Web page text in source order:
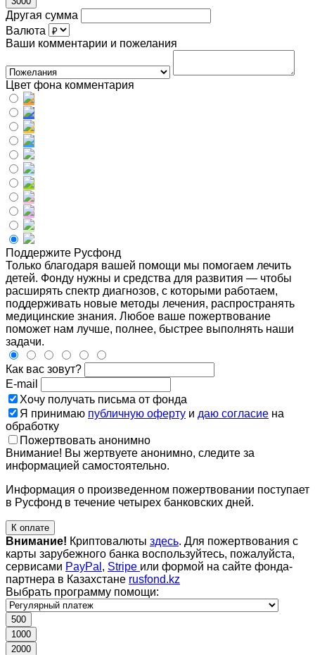
Другая сумма
Валюта
Ваши комментарии и пожелания
Цвет фона комментария
Поддержите Русфонд
Только благодаря вашей помощи мы помогаем лечить
детей. Фонду нужны и средства для развития — чтобы
расширять спектр диагнозов, с которыми работаем,
поддерживать новые методы лечения, распространять
медицинские знания. Любое ваше пожертвование
поможет нам лучше, полнее, быстрее выполнять наши
задачи.
Как вас зовут?
E-mail
Хочу получать письма от фонда
Я принимаю публичную оферту и даю согласие на
обработку
Пожертвовать анонимно
Внимание! Вы жертвуете анонимно, следите за
информацией самостоятельно.
Информация о произведенном пожертвовании поступает
в Русфонд в течение четырех банковских дней.
К оплате
Внимание! Криптовалюты здесь. Для пожертвования с
карты зарубежного банка воспользуйтесь, пожалуйста,
сервисами PayPal , Stripe или формой на сайте фонда-
партнера в Казахстане rusfond.kz
Выбрать программу помощи:
500
1000
2000